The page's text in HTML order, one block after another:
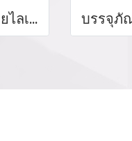
บรรจุภัณฑ์หลอดอายไลเนอร์ eyeliner bottle จำหน่ายบรรจุภัณฑ์เครื่องสำอางทุกประเภท